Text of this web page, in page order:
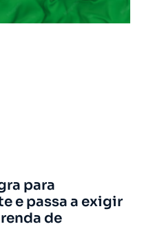
para
e passa a exigir
de